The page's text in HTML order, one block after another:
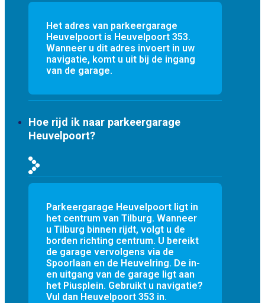
Het adres van parkeergarage
Heuvelpoort is Heuvelpoort 353.
Wanneer u dit adres invoert in uw
navigatie, komt u uit bij de ingang
van de garage.
Hoe rijd ik naar parkeergarage
Heuvelpoort?
Parkeergarage Heuvelpoort ligt in
het centrum van Tilburg. Wanneer
u Tilburg binnen rijdt, volgt u de
borden richting centrum. U bereikt
de garage vervolgens via de
Spoorlaan en de Heuvelring. De in-
en uitgang van de garage ligt aan
het Piusplein. Gebruikt u navigatie?
Vul dan Heuvelpoort 353 in.